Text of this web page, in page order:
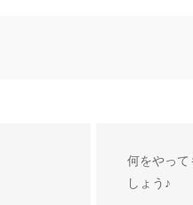
何をやって
しょう♪